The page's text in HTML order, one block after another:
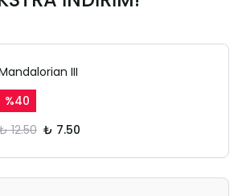
III
%40
12.50 ₺ 7.50